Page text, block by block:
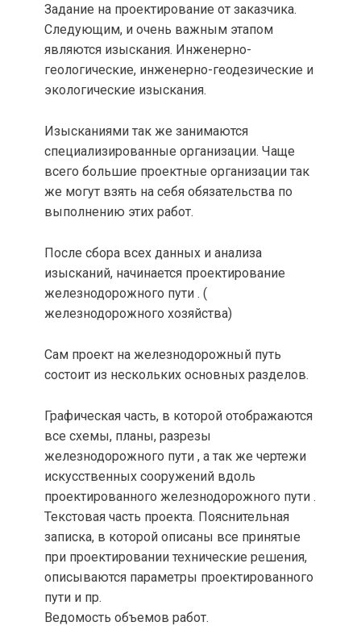
Задание на проектирование от заказчика.
Следующим, и очень важным этапом
являются изыскания. Инженерно-
геологические, инженерно-геодезические и
экологические изыскания.
Изысканиями так же занимаются
специализированные организации. Чаще
всего большие проектные организации так
же могут взять на себя обязательства по
выполнению этих работ.
После сбора всех данных и анализа
изысканий, начинается проектирование
железнодорожного пути . (
железнодорожного хозяйства)
Сам проект на железнодорожный путь
состоит из нескольких основных разделов.
Графическая часть, в которой отображаются
все схемы, планы, разрезы
железнодорожного пути , а так же чертежи
искусственных сооружений вдоль
проектированного железнодорожного пути .
Текстовая часть проекта. Пояснительная
записка, в которой описаны все принятые
при проектировании технические решения,
описываются параметры проектированного
пути и пр.
Ведомость объемов работ.